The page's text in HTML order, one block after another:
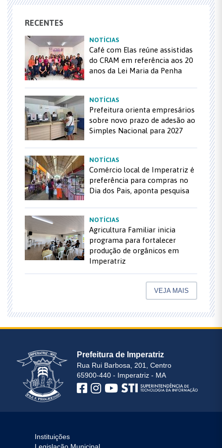
RECENTES
NOTÍCIAS
Café com Elas reúne assistidas
do CRAM em referência aos 20
anos da Lei Maria da Penha
NOTÍCIAS
Prefeitura orienta empresários
sobre novo prazo de adesão ao
Simples Nacional para 2027
NOTÍCIAS
Comércio local de Imperatriz é
preferência para compras no
Dia dos Pais, aponta pesquisa
NOTÍCIAS
Agricultura Familiar inicia
programa para fortalecer
produção de orgânicos em
Imperatriz
VEJA MAIS
Prefeitura de Imperatriz
Rua Rui Barbosa, 201, Centro
65900-440 - Imperatriz - MA
Instituições